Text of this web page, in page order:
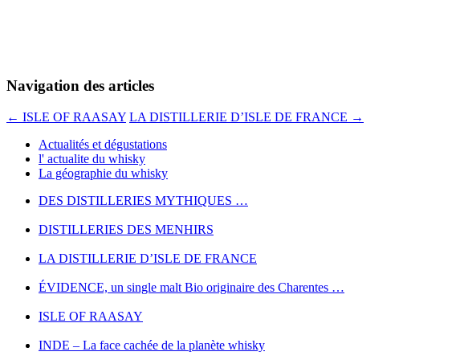
Navigation des articles
← ISLE OF RAASAY LA DISTILLERIE D’ISLE DE FRANCE →
Actualités et dégustations
l' actualite du whisky
La géographie du whisky
DES DISTILLERIES MYTHIQUES …
DISTILLERIES DES MENHIRS
LA DISTILLERIE D’ISLE DE FRANCE
ÉVIDENCE, un single malt Bio originaire des Charentes …
ISLE OF RAASAY
INDE – La face cachée de la planète whisky